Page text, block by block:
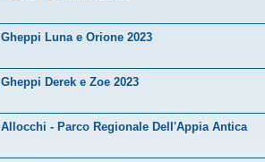
Gheppi Luna e Orione 2023
Gheppi Derek e Zoe 2023
Allocchi - Parco Regionale Dell'Appia Antica